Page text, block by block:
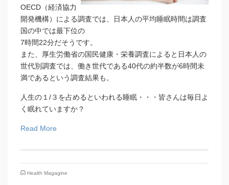
OECD（経済協力
開発機構）による調査では、日本人の平均睡眠時間は調査
国の中では最下位の
7時間22分だそうです。
また、厚生労働省の国民健康・栄養調査によると日本人の
世代別調査では、働き世代である40代の約半数が6時間未
満であるという調査結果も。
人生の１/３を占めるといわれる睡眠・・・皆さんは毎日よ
く眠れていますか？
Read More
Health Magagine